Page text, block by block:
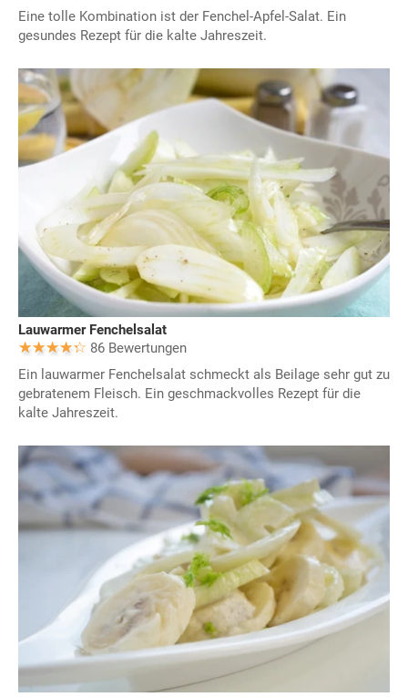
Eine tolle Kombination ist der Fenchel-Apfel-Salat. Ein
gesundes Rezept für die kalte Jahreszeit.
Lauwarmer Fenchelsalat
86 Bewertungen
Ein lauwarmer Fenchelsalat schmeckt als Beilage sehr gut zu
gebratenem Fleisch. Ein geschmackvolles Rezept für die
kalte Jahreszeit.